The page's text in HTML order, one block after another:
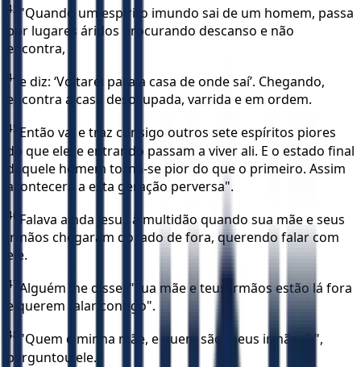
43 "Quando um espírito imundo sai de um homem, passa
por lugares áridos procurando descanso e não
encontra,
44 e diz: ‘Voltarei para a casa de onde saí’. Chegando,
encontra a casa desocupada, varrida e em ordem.
45 Então vai e traz consigo outros sete espíritos piores
do que ele, e entrando passam a viver ali. E o estado final
daquele homem torna-se pior do que o primeiro. Assim
acontecerá a esta geração perversa".
46 Falava ainda Jesus à multidão quando sua mãe e seus
irmãos chegaram do lado de fora, querendo falar com
ele.
47 Alguém lhe disse: "Tua mãe e teus irmãos estão lá fora
e querem falar contigo".
48 "Quem é minha mãe, e quem são meus irmãos? ",
perguntou ele.